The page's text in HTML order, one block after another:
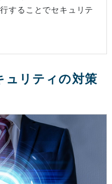
することでセキュリテ
ュリティの対策